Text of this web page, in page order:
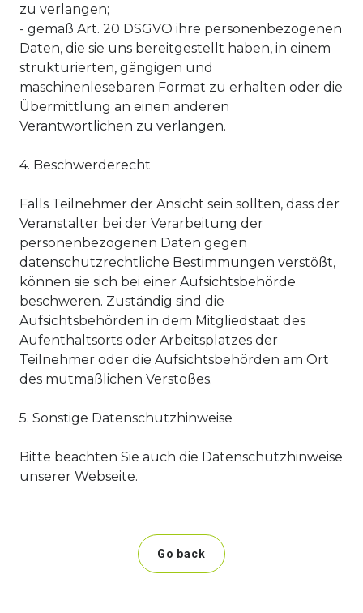
zu verlangen;
- gemäß Art. 20 DSGVO ihre personenbezogenen
Daten, die sie uns bereitgestellt haben, in einem
strukturierten, gängigen und
maschinenlesebaren Format zu erhalten oder die
Übermittlung an einen anderen
Verantwortlichen zu verlangen.
4. Beschwerderecht
Falls Teilnehmer der Ansicht sein sollten, dass der
Veranstalter bei der Verarbeitung der
personenbezogenen Daten gegen
datenschutzrechtliche Bestimmungen verstößt,
können sie sich bei einer Aufsichtsbehörde
beschweren. Zuständig sind die
Aufsichtsbehörden in dem Mitgliedstaat des
Aufenthaltsorts oder Arbeitsplatzes der
Teilnehmer oder die Aufsichtsbehörden am Ort
des mutmaßlichen Verstoßes.
5. Sonstige Datenschutzhinweise
Bitte beachten Sie auch die Datenschutzhinweise
unserer Webseite.
Go back